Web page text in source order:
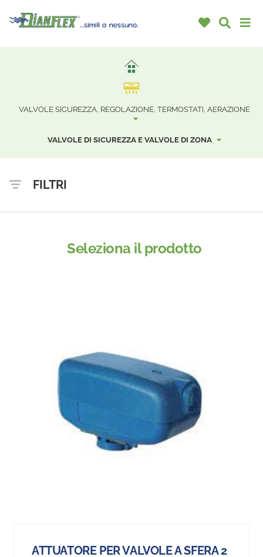
VALVOLE SICUREZZA, REGOLAZIONE, TERMOSTATI, AERAZIONE
VALVOLE DI SICUREZZA E VALVOLE DI ZONA
FILTRI
Seleziona il prodotto
ATTUATORE PER VALVOLE A SFERA 2